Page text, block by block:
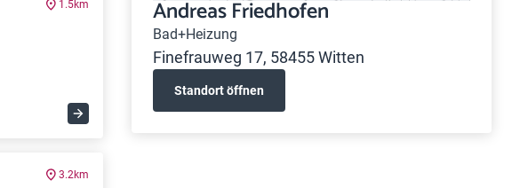
1.5km
3.2km
Andreas Friedhofen
Bad+Heizung
Finefrauweg 17, 58455 Witten
Standort öffnen